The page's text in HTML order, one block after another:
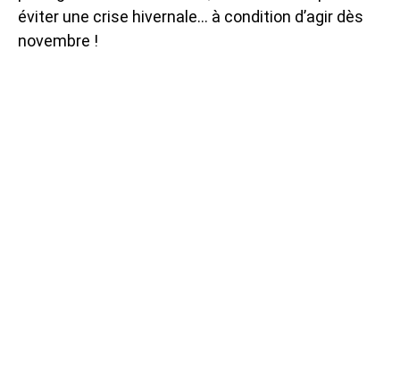
éviter une crise hivernale… à condition d’agir dès
novembre !